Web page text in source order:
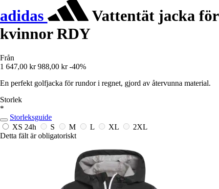
adidas
Vattentät jacka för
kvinnor RDY
Från
1 647,00 kr 988,00 kr -40%
En perfekt golfjacka för rundor i regnet, gjord av återvunna material.
Storlek
*
Storleksguide
XS 24h S M L XL
2XL
Detta fält är obligatoriskt